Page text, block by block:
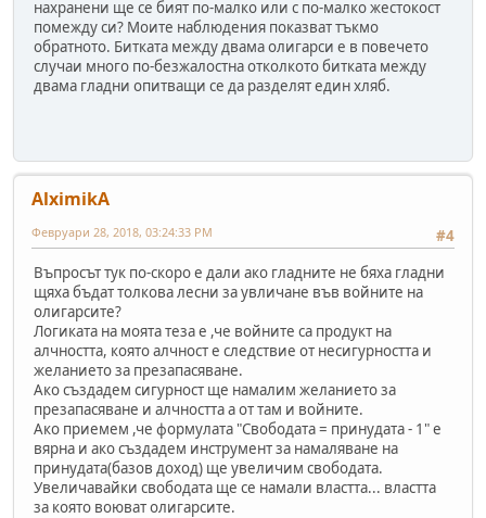
нахранени ще се бият по-малко или с по-малко жестокост
помежду си? Моите наблюдения показват тъкмо
обратното. Битката между двама олигарси е в повечето
случаи много по-безжалостна отколкото битката между
двама гладни опитващи се да разделят един хляб.
AlximikA
#4
Февруари 28, 2018, 03:24:33 PM
Въпросът тук по-скоро е дали ако гладните не бяха гладни
щяха бъдат толкова лесни за увличане във войните на
олигарсите?
Логиката на моята теза е ,че войните са продукт на
алчността, която алчност е следствие от несигурността и
желанието за презапасяване.
Ако създадем сигурност ще намалим желанието за
презапасяване и алчността а от там и войните.
Ако приемем ,че формулата "Свободата = принудата - 1" е
вярна и ако създадем инструмент за намаляване на
принудата(базов доход) ще увеличим свободата.
Увеличавайки свободата ще се намали властта... властта
за която воюват олигарсите.